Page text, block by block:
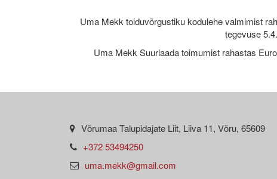
Uma Mekk toiduvõrgustiku kodulehe valmimist
tegevuse
Uma Mekk Suurlaada toimumist rahastas
Võrumaa Talupidajate Liit, Liiva 11, Võru, 65609
+372 53494250
uma.mekk@gmail.com